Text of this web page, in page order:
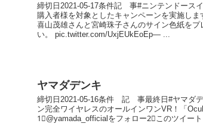
締切日2021-05-17条件記 事#ニンテンドース
購入者様を対象としたキャンペーンを実施し
喜山茂雄さんと宮崎珠子さんのサイン色紙を
い。 pic.twitter.com/UxjEUkEoEp— ...
ヤマダデンキ
締切日2021-05-16条件 記 事最終日#ヤマダ
ン完全ワイヤレスのオールインワンVR！「
1⃣@yamada_officialをフォロー2⃣このツイー